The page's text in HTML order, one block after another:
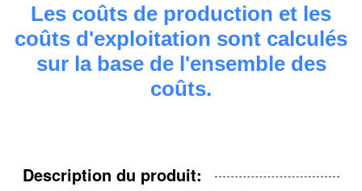
Les coûts de production et les
coûts d'exploitation sont calculés
sur la base de l'ensemble des
coûts.
Description du produit: